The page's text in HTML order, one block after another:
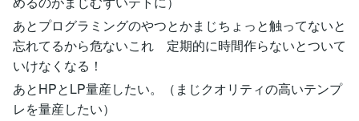
あとプログラミングのやつとかまじちょっと触ってないと
忘れてるから危ないこれ 定期的に時間作らないとついて
いけなくなる！
あとHPとLP量産したい。（まじクオリティの高いテンプ
レを量産したい）